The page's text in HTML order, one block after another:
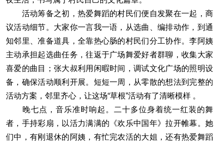
活动筹备之初，热爱舞蹈的村民们便自发聚在一起，商
议活动细节。大家你一言我一语，从选曲、编排动作，到通
知邻里、准备道具，全靠热心肠的村民们分工协作。李阿姨
主动承担起选曲任务，往返于广场舞爱好者群聊，收集大家
喜爱的曲目；张大叔利用闲暇时间，调试文化广场的照明设
备，确保活动顺利开展。短短一周，从零散的想法到完整的
活动方案，邻里齐心，让这场“草根”活动有了清晰模样 。
晚七点，音乐准时响起。二十多位身着统一红装的舞
者，手持彩扇，以活力满满的《欢乐中国年》拉开帷幕。她
们中，有刚退休的阿姨，有忙完农活的大姐，还有热爱舞蹈